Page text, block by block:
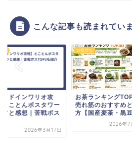
こんな記事も読まれてい
イドインワリオ攻
とことんボスタワー
ツと感想｜苦戦ボス
2026年3月17日
お役立ち
お茶ランキング
売れ筋のおすすめ
方【国産麦茶・黒
2026年7